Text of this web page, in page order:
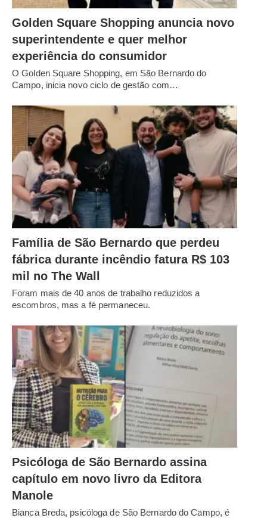
Golden Square Shopping anuncia novo
superintendente e quer melhor
experiência do consumidor
O Golden Square Shopping, em São Bernardo do
Campo, inicia novo ciclo de gestão com…
Família de São Bernardo que perdeu
fábrica durante incêndio fatura R$ 103
mil no The Wall
Foram mais de 40 anos de trabalho reduzidos a
escombros, mas a fé permaneceu.
Psicóloga de São Bernardo assina
capítulo em novo livro da Editora
Manole
Bianca Breda, psicóloga de São Bernardo do Campo, é